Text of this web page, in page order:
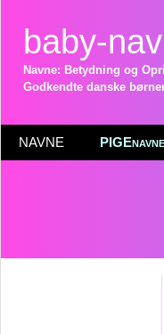
baby-
Navne: Betydning og
Godkendte danske
NAVNE PIGEnavne